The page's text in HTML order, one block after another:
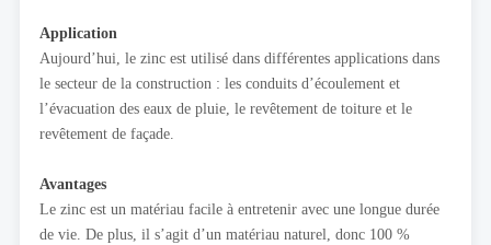
Application
Aujourd’hui, le zinc est utilisé dans différentes applications dans
le secteur de la construction : les conduits d’écoulement et
l’évacuation des eaux de pluie, le revêtement de toiture et le
revêtement de façade.
Avantages
Le zinc est un matériau facile à entretenir avec une longue durée
de vie. De plus, il s’agit d’un matériau naturel, donc 100 %